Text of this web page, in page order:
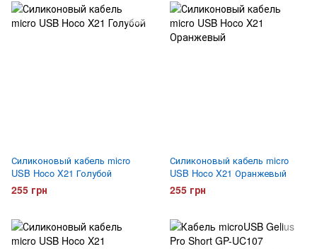
Силиконовый кабель micro
USB Hoco X21 Голубой
255 грн
Силиконовый кабель micro
USB Hoco X21 Оранжевый
255 грн